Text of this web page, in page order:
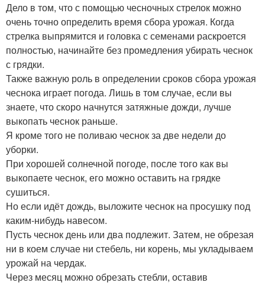
Дело в том, что с помощью чесночных стрелок можно
очень точно определить время сбора урожая. Когда
стрелка выпрямится и головка с семенами раскроется
полностью, начинайте без промедления убирать чеснок
с грядки.
Также важную роль в определении сроков сбора урожая
чеснока играет погода. Лишь в том случае, если вы
знаете, что скоро начнутся затяжные дожди, лучше
выкопать чеснок раньше.
Я кроме того не поливаю чеснок за две недели до
уборки.
При хорошей солнечной погоде, после того как вы
выкопаете чеснок, его можно оставить на грядке
сушиться.
Но если идёт дождь, выложите чеснок на просушку под
каким-нибудь навесом.
Пусть чеснок день или два подлежит. Затем, не обрезая
ни в коем случае ни стебель, ни корень, мы укладываем
урожай на чердак.
Через месяц можно обрезать стебли, оставив